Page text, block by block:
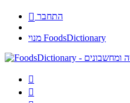
 התחבר
מנוי FoodsDictionary

